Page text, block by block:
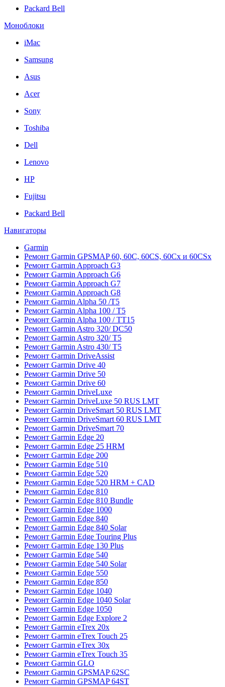
Packard Bell
Моноблоки
iMac
Samsung
Asus
Acer
Sony
Toshiba
Dell
Lenovo
HP
Fujitsu
Packard Bell
Навигаторы
Garmin
Ремонт Garmin GPSMAP 60, 60C, 60CS, 60Cx и 60CSx
Ремонт Garmin Approach G3
Ремонт Garmin Approach G6
Ремонт Garmin Approach G7
Ремонт Garmin Approach G8
Ремонт Garmin Alpha 50 /T5
Ремонт Garmin Alpha 100 / T5
Ремонт Garmin Alpha 100 / TT15
Ремонт Garmin Astro 320/ DC50
Ремонт Garmin Astro 320/ T5
Ремонт Garmin Astro 430/ T5
Ремонт Garmin DriveAssist
Ремонт Garmin Drive 40
Ремонт Garmin Drive 50
Ремонт Garmin Drive 60
Ремонт Garmin DriveLuxe
Ремонт Garmin DriveLuxe 50 RUS LMT
Ремонт Garmin DriveSmart 50 RUS LMT
Ремонт Garmin DriveSmart 60 RUS LMT
Ремонт Garmin DriveSmart 70
Ремонт Garmin Edge 20
Ремонт Garmin Edge 25 HRM
Ремонт Garmin Edge 200
Ремонт Garmin Edge 510
Ремонт Garmin Edge 520
Ремонт Garmin Edge 520 HRM + CAD
Ремонт Garmin Edge 810
Ремонт Garmin Edge 810 Bundle
Ремонт Garmin Edge 1000
Ремонт Garmin Edge 840
Ремонт Garmin Edge 840 Solar
Ремонт Garmin Edge Touring Plus
Ремонт Garmin Edge 130 Plus
Ремонт Garmin Edge 540
Ремонт Garmin Edge 540 Solar
Ремонт Garmin Edge 550
Ремонт Garmin Edge 850
Ремонт Garmin Edge 1040
Ремонт Garmin Edge 1040 Solar
Ремонт Garmin Edge 1050
Ремонт Garmin Edge Explore 2
Ремонт Garmin eTrex 20x
Ремонт Garmin eTrex Touch 25
Ремонт Garmin eTrex 30x
Ремонт Garmin eTrex Touch 35
Ремонт Garmin GLO
Ремонт Garmin GPSMAP 62SC
Ремонт Garmin GPSMAP 64ST